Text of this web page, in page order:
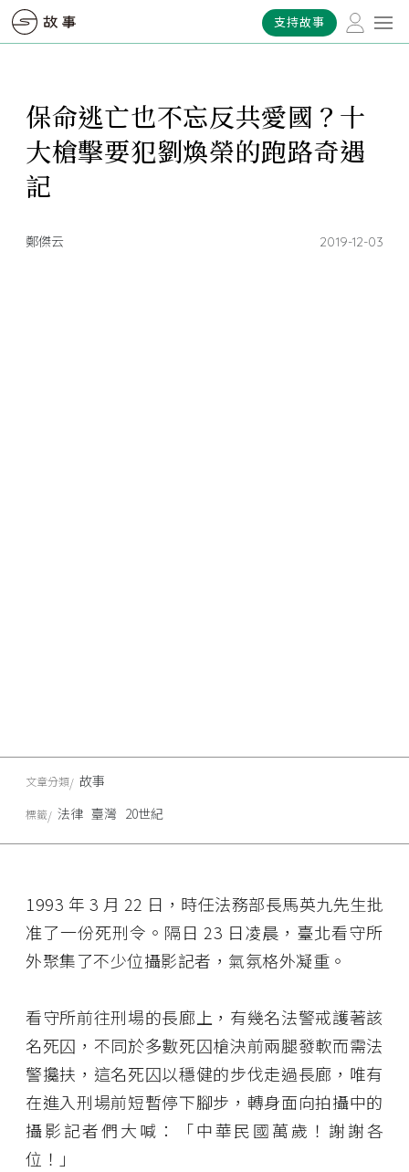
支持故事
保命逃亡也不忘反共愛國？十
大槍擊要犯劉煥榮的跑路奇遇
記
鄭傑云 2019-12-03
1993 年 3 月 22 日，時任法務部長馬英九先生批
准了一份死刑令。隔日 23 日凌晨，臺北看守所
外聚集了不少位攝影記者，氣氛格外凝重。
看守所前往刑場的長廊上，有幾名法警戒護著該
名死囚，不同於多數死囚槍決前兩腿發軟而需法
警攙扶，這名死囚以穩健的步伐走過長廊，唯有
在進入刑場前短暫停下腳步，轉身面向拍攝中的
攝影記者們大喊：「中華民國萬歲！謝謝各
位！」
文章分類 故事
標籤 法律 臺灣 20世紀